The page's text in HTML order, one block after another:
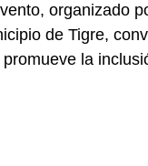
organizado
de Tigre,
promueve la